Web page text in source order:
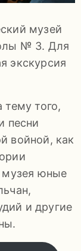
музей
№ 3. Для
экскурсия
тему того,
песни
войной, как
музея юные
и другие